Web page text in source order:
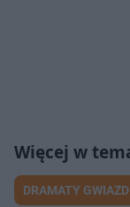
DRAMATY GWIAZD